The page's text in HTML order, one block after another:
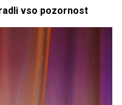
vso pozornost